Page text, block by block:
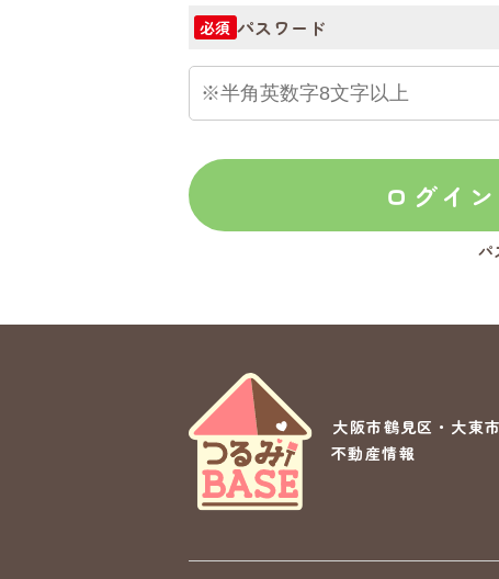
必須 パスワード
ログイン
パ
大阪市鶴見区・大東
不動産情報